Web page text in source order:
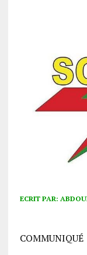
ECRIT PAR:
COMMUNIQUÉ